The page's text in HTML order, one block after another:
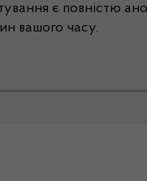
є повністю
вашого часу.